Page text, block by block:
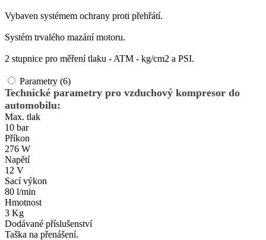
Vybaven systémem ochrany proti přehřátí.
Systém trvalého mazání motoru.
2 stupnice pro měření tlaku - ATM - kg/cm2 a PSI.
Parametry (6)
Technické parametry pro vzduchový kompresor do
automobilu:
Max. tlak
10 bar
Příkon
276 W
Napětí
12 V
Sací výkon
80 l/min
Hmotnost
3 Kg
Dodávané příslušenství
Taška na přenášení.